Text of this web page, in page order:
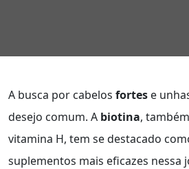
A busca por cabelos fortes e
desejo comum. A biotina,
vitamina H, tem se destacado
suplementos mais eficazes nessa